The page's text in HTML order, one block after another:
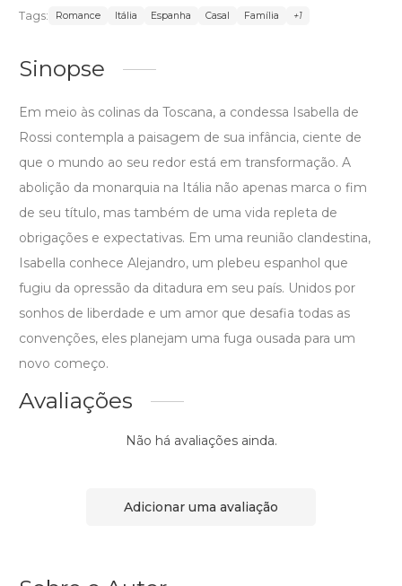
Tags: Romance Itália Espanha Casal Família +1
Sinopse
Em meio às colinas da Toscana, a condessa Isabella de
Rossi contempla a paisagem de sua infância, ciente de
que o mundo ao seu redor está em transformação. A
abolição da monarquia na Itália não apenas marca o fim
de seu título, mas também de uma vida repleta de
obrigações e expectativas. Em uma reunião clandestina,
Isabella conhece Alejandro, um plebeu espanhol que
fugiu da opressão da ditadura em seu país. Unidos por
sonhos de liberdade e um amor que desafia todas as
convenções, eles planejam uma fuga ousada para um
novo começo.
Avaliações
Não há avaliações ainda.
Adicionar uma avaliação